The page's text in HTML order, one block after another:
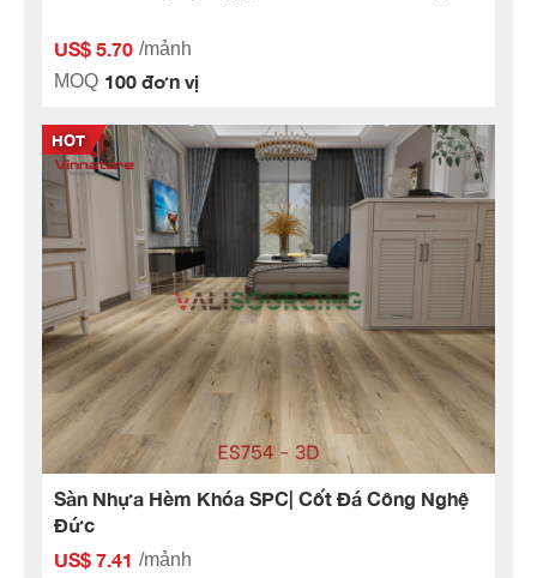
US$ 5.70 /mảnh
MOQ 100 đơn vị
Sàn Nhựa Hèm Khóa SPC| Cốt Đá Công Nghệ
Đức
US$ 7.41 /mảnh